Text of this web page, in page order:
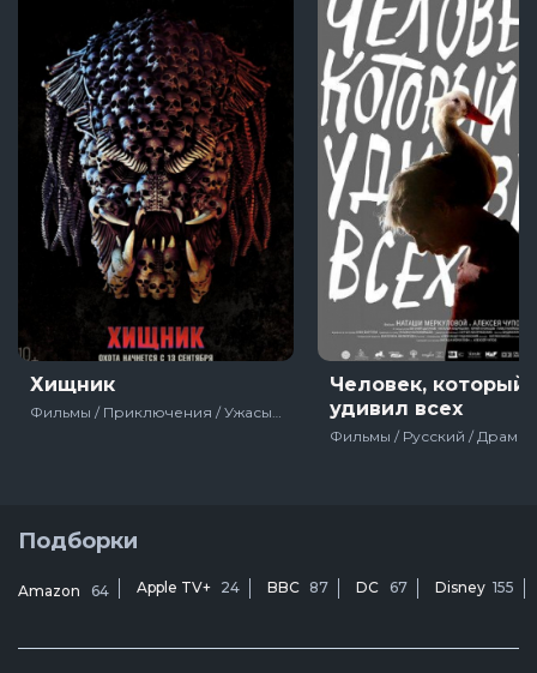
Хищник
Человек, который
удивил всех
Подборки
Amazon 64 Apple TV+ 24 BBC 87 DC 67 Disney 155